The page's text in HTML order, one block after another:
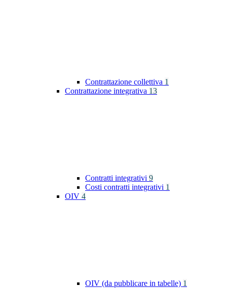
Contrattazione collettiva 1
Contrattazione integrativa 13
Contratti integrativi 9
Costi contratti integrativi 1
OIV 4
OIV (da pubblicare in tabelle) 1